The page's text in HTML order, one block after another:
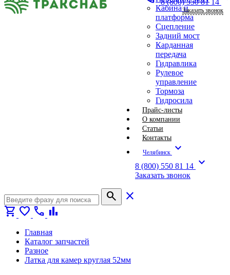
Кабина и
платформа
Сцепление
Задний мост
Карданная
передача
Гидравлика
Рулевое
управление
Тормоза
Гидросила
Прайс-листы
О компании
Статьи
Контакты
Челябинск expand_more
8 (800) 550 81 14 expand_more
Заказать звонок
Заказать звонок
search
close
shopping_cart favorite call bar_chart
Главная
Каталог запчастей
Разное
Латка для камер круглая 52мм